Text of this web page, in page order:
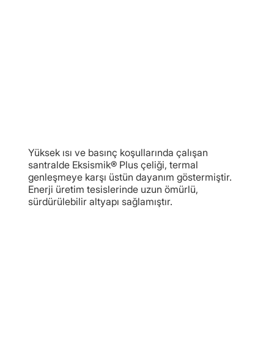
Yüksek ısı ve basınç koşullarında çalışan
santralde Eksismik® Plus çeliği, termal
genleşmeye karşı üstün dayanım göstermiştir.
Enerji üretim tesislerinde uzun ömürlü,
sürdürülebilir altyapı sağlamıştır.